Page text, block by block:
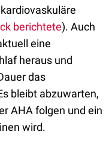
berichtete). Auch
eine
heraus und
das
bleibt abzuwarten,
AHA folgen und ein
wird.